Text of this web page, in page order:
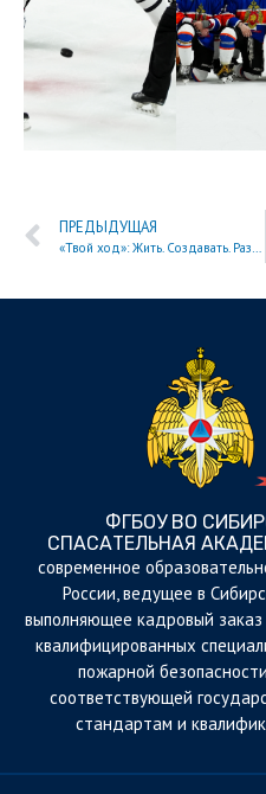
ПРЕДЫДУЩАЯ
«Твой ход»: Жить. Создавать. Развиваться.
ФГБОУ ВО
СПАСАТЕЛЬНАЯ
cовременное
России, ведущее в
выполняющее кадровый
квалифицированных
пожарной
соответствующей
стандартам и